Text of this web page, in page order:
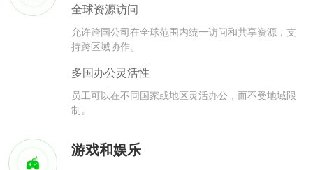
全球资源访问
允许跨国公司在全球范围内统一访问和共享资源，支
持跨区域协作。
多国办公灵活性
员工可以在不同国家或地区灵活办公，而不受地域限
制。
游戏和娱乐